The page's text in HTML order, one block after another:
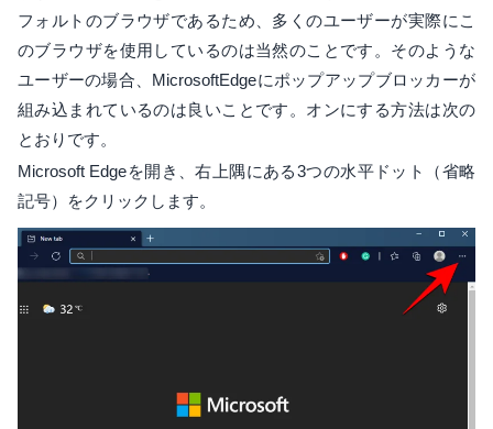
フォルトのブラウザであるため、多くのユーザーが実際にこ
のブラウザを使用しているのは当然のことです。そのような
ユーザーの場合、MicrosoftEdgeにポップアップブロッカーが
組み込まれているのは良いことです。オンにする方法は次の
とおりです。
Microsoft Edgeを開き、右上隅にある3つの水平ドット（省略
記号）をクリックします。